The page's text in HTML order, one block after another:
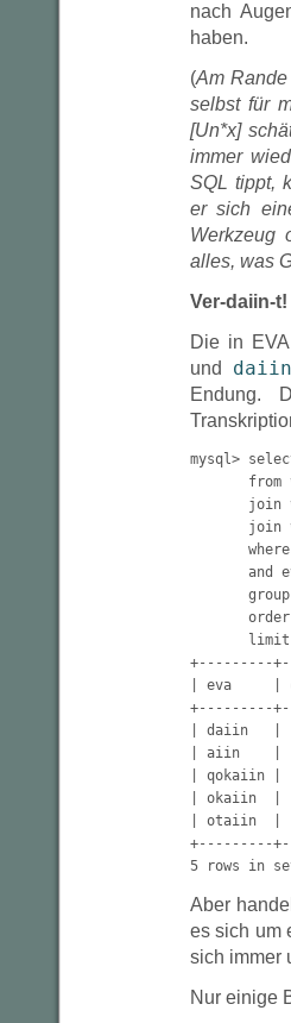
nach
haben.
(Am
selbst für
[Un*x]
immer
SQL tippt,
er sich
Werkzeug
alles, was
Ver-daiin-t!
Die in
und daiin
Endung.
mysql>
from
join
join
and
limit
+---------
| eva     |
+---------
| daiin   |
| aiin    |
| qokaiin |
| okaiin  |
| otaiin  |
+---------
5 rows in
Aber
es sich um
sich immer
Nur einige